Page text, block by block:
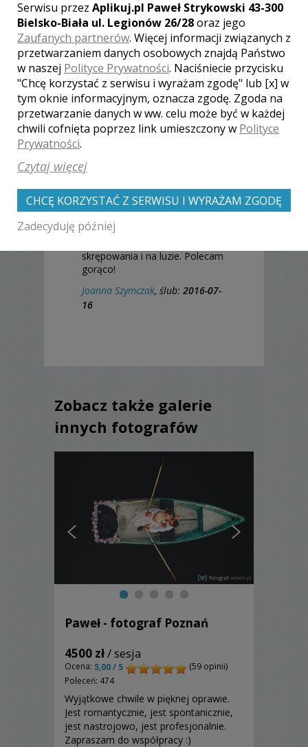
Rewelacyjny fotograf!
Marek, ślub:2017-09-08
Polecam Kubę wszystkim
Młodym Parom. Wspaniały
fotograf z pasją, który sprawi,
że poczujecie się swobodnie i
wyjątkowo w tym szczególnym
dniu. Zawsze Was rozśmieszy,
rozluźni atmosferę i sprawi, że
Osoba z milionem pomysłów i
ogromną wyobraźnią, a przy
tym samym otwarta na wszelkie
pomysły Młodych. Wszyscy
później tylko pytali czy to nasz
skrępowania i na luzie. Polecam
gorąco!
Joanna Szymczak, ślub: 2016-07-
16
Zobacz także galerie
innych fotografów
Paweł - fotograf Poznań
4500 zł/ sesja
Ocena: 5,00 / 5
(59 opinii)
Poleceń: 474
Wyjątkowe chwile w pięknej oprawie.
Jest romantycznie, jest spontanicznie,
jest nastrojowo, jest profesjonalnie.
Zapraszam do współpracy :)
Serwisu przez Aplikuj.pl Paweł Strykowski 43-300
Bielsko-Biała ul. Legionów 26/28oraz jego
Zaufanych partnerów. Więcej informacji związanych z
przetwarzaniem danych osobowych znajdą Państwo
w naszej Polityce Prywatności. Naciśniecie przycisku
"Chcę korzystać z serwisu i wyrażam zgodę" lub [x] w
tym oknie informacyjnym, oznacza zgodę. Zgoda na
przetwarzanie danych w ww. celu może być w każdej
chwili cofnięta poprzez link umieszczony w Polityce
Prywatności.
Czytaj więcej
CHCĘ KORZYSTAĆ Z SERWISU I WYRAŻAM ZGODĘ
Zadecyduję później